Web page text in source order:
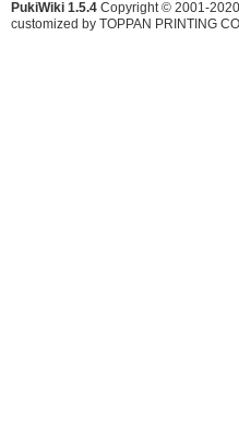
PukiWiki 1.5.4 Copyright © 2001-2020
customized by TOPPAN PRINTING